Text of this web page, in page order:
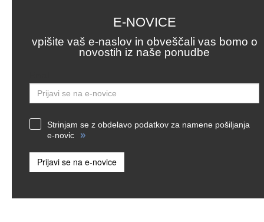
E-NOVICE
vpišite vaš e-naslov in obveščali vas bomo o
novostih iz naše ponudbe
Strinjam se z obdelavo podatkov za namene pošiljanja
e-novic
»
Prijavi se na e-novice